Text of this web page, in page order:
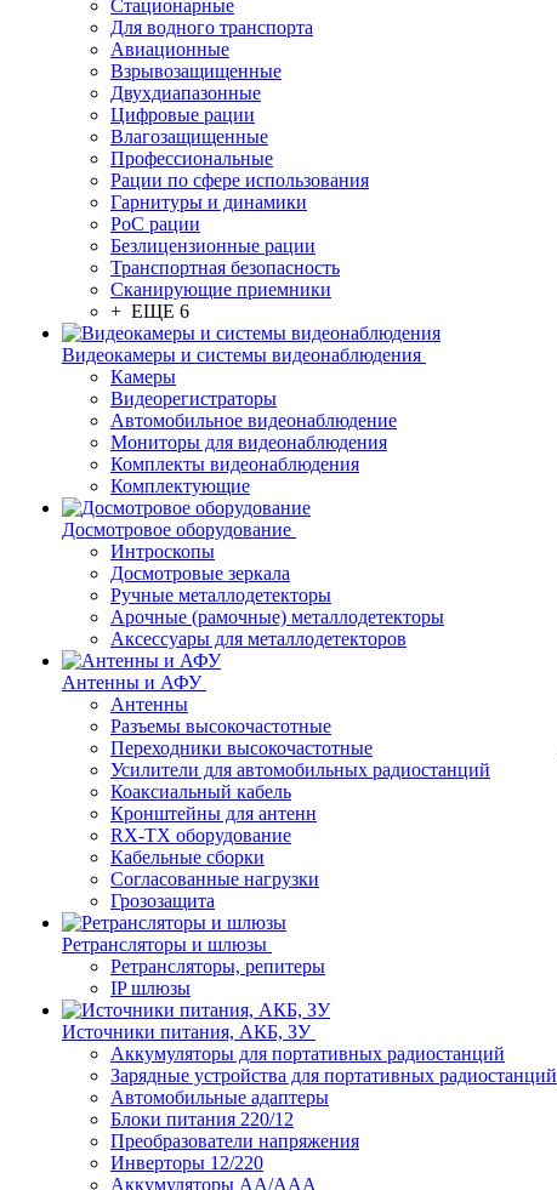
Стационарные
Для водного транспорта
Авиационные
Взрывозащищенные
Двухдиапазонные
Цифровые рации
Влагозащищенные
Профессиональные
Рации по сфере использования
Гарнитуры и динамики
PoC рации
Безлицензионные рации
Транспортная безопасность
Сканирующие приемники
+ ЕЩЕ 6
Видеокамеры и системы видеонаблюдения
Камеры
Видеорегистраторы
Автомобильное видеонаблюдение
Мониторы для видеонаблюдения
Комплекты видеонаблюдения
Комплектующие
Досмотровое оборудование
Интроскопы
Досмотровые зеркала
Ручные металлодетекторы
Арочные (рамочные) металлодетекторы
Аксессуары для металлодетекторов
Антенны и АФУ
Антенны
Разъемы высокочастотные
Переходники высокочастотные
Усилители для автомобильных радиостанций
Коаксиальный кабель
Кронштейны для антенн
RX-TX оборудование
Кабельные сборки
Согласованные нагрузки
Грозозащита
Ретрансляторы и шлюзы
Ретрансляторы, репитеры
IP шлюзы
Источники питания, АКБ, ЗУ
Аккумуляторы для портативных радиостанций
Зарядные устройства для портативных радиостанций
Автомобильные адаптеры
Блоки питания 220/12
Преобразователи напряжения
Инверторы 12/220
Аккумуляторы АА/ААА